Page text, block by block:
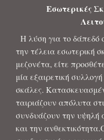
Εσωτερικές
Η λύση για το δάπεδό
την τέλεια εσωτερική
μεζονέτα, είτε
μία εξαιρετική
σκάλες.
ταιριάζουν απόλυτα
συνδυάζουν την υψηλή
και την